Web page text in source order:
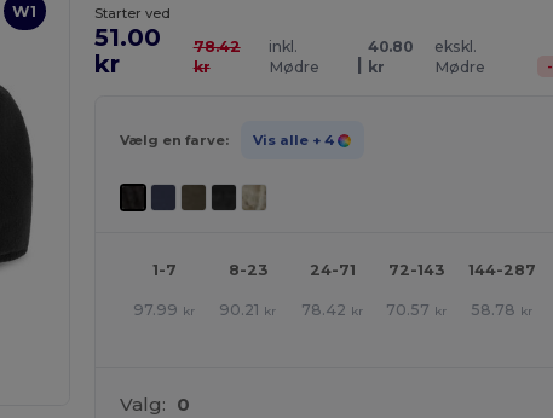
W1 Starter ved
51.00
kr
78.42
kr
inkl.
Mødre
|
40.80
kr
ekskl.
Mødre
-
Vælg en farve: Vis alle + 4
1-7 8-23 24-71 72-143 144-287
97.99 kr 90.21 kr 78.42 kr 70.57 kr 58.78 kr
Valg: 0